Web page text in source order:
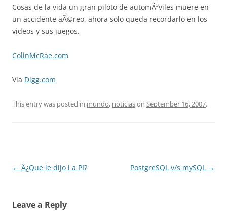
Cosas de la vida un gran piloto de automÃ³viles muere en
un accidente aÃ©reo, ahora solo queda recordarlo en los
videos y sus juegos.
ColinMcRae.com
Via Digg.com
This entry was posted in mundo, noticiason September 16, 2007.
Post
← Â¿Que le dijo i a PI? PostgreSQL v/s mySQL →
Leave a Reply